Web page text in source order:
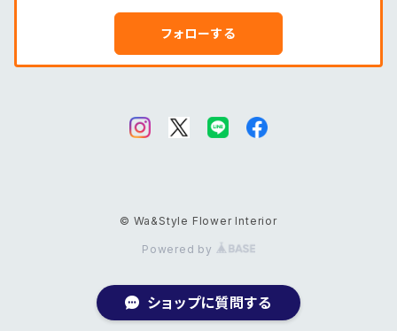
フォローする
© Wa&Style Flower Interior
Powered by
ショップに質問する